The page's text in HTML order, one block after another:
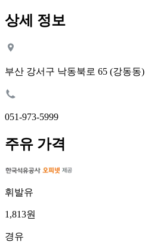
상세 정보
부산 강서구 낙동북로 65 (강동동)
051-973-5999
주유 가격
휘발유
1,813원
경유